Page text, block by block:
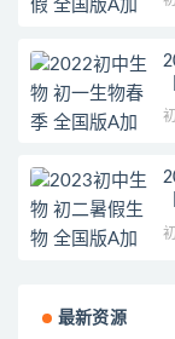
最新资源